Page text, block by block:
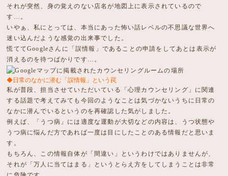
それが突然、身の覚えのない店名が地図上に表示されているので
す…。
いやぁ、私にとっては、本当にあった怖い話レベルの不思議な世界へ
迷い込んだような感覚の出来事でした。
慌ててGoogleさんに「誤情報」であることの申請をしてあとは表示が
消えるのを待つばかりです…。
◆日常のなかに潜む「誤情報」という罠
私が普段、担当させていただいている「心理カウンセリング」に関連
する話題で考えてみても今回のようなことは気づかないうちに日常の
なかに潜んでいるというのを再確認した気がしました。
例えば、「うつ病」には適度な運動が大切などの内容は、うつ状態や
うつ病に悩んだ方であれば一度は目にしたことのある情報だと思いま
す。
もちろん、この情報自体が「間違い」というわけではありませんが、
それが「万人に当てはまる」というとらえ方をしてしまうことは非常